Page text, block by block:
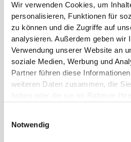
Wir verwenden Cookies, um
personalisieren, Funktionen für
zu können und die Zugriffe auf
analysieren. Außerdem geben wir
Verwendung unserer Website an
soziale Medien, Werbung und
Partner führen diese
weiteren Daten zusammen, die
Notwendig